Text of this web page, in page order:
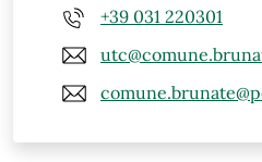
+39 031 220301